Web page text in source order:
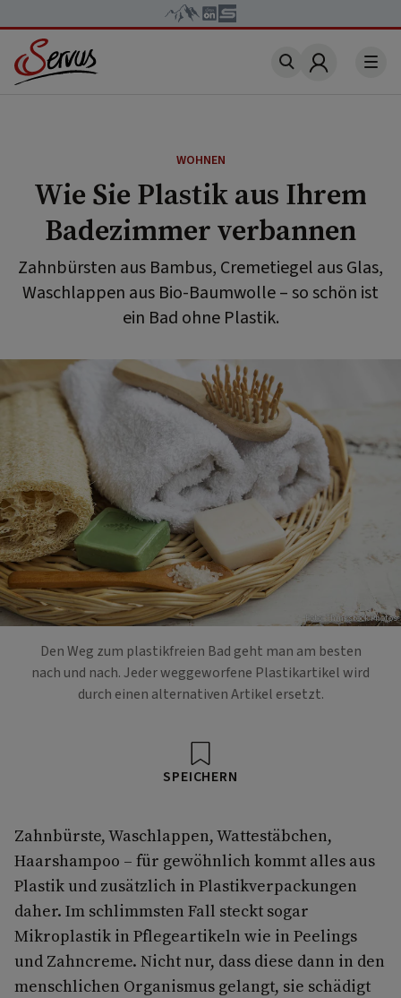
Account
WOHNEN
Wie Sie Plastik aus Ihrem
Badezimmer verbannen
Zahnbürsten aus Bambus, Cremetiegel aus Glas,
Waschlappen aus Bio-Baumwolle – so schön ist
ein Bad ohne Plastik.
Foto: Thinkstock Photos
Den Weg zum plastikfreien Bad geht man am besten
nach und nach. Jeder weggeworfene Plastikartikel wird
durch einen alternativen Artikel ersetzt.
SPEICHERN
Zahnbürste, Waschlappen, Wattestäbchen,
Haarshampoo – für gewöhnlich kommt alles aus
Plastik und zusätzlich in Plastikverpackungen
daher. Im schlimmsten Fall steckt sogar
Mikroplastik in Pflegeartikeln wie in Peelings
und Zahncreme. Nicht nur, dass diese dann in den
menschlichen Organismus gelangt, sie schädigt